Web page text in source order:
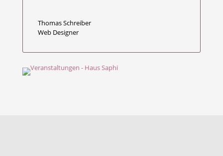
Thomas Schreiber
Web Designer